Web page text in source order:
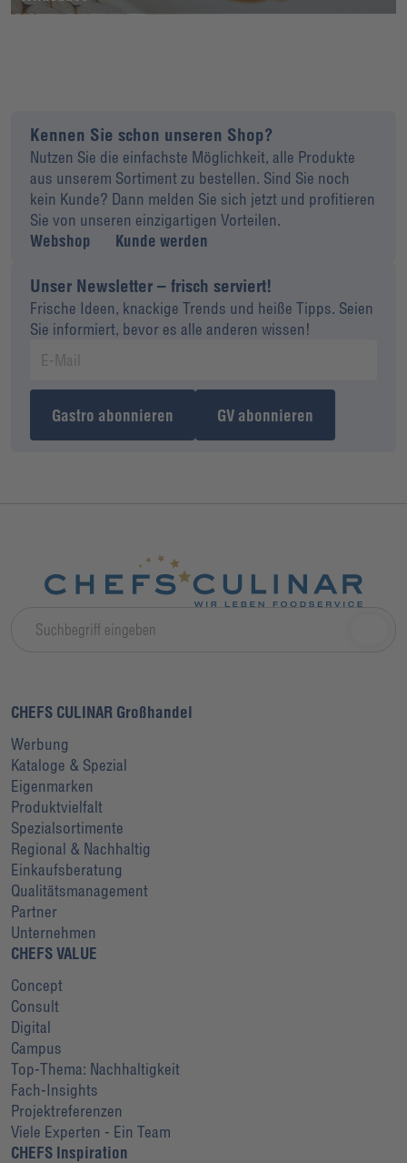
Kennen Sie schon unseren Shop?
Nutzen Sie die einfachste Möglichkeit, alle Produkte
aus unserem Sortiment zu bestellen. Sind Sie noch
kein Kunde? Dann melden Sie sich jetzt und profitieren
Sie von unseren einzigartigen Vorteilen.
Webshop
Kunde werden
Unser Newsletter – frisch serviert!
Frische Ideen, knackige Trends und heiße Tipps. Seien
Sie informiert, bevor es alle anderen wissen!
Gastro abonnieren GV abonnieren
CHEFS CULINAR Großhandel
Werbung
Kataloge & Spezial
Eigenmarken
Produktvielfalt
Spezialsortimente
Regional & Nachhaltig
Einkaufsberatung
Qualitätsmanagement
Partner
Unternehmen
CHEFS VALUE
Concept
Consult
Digital
Campus
Top-Thema: Nachhaltigkeit
Fach-Insights
Projektreferenzen
Viele Experten - Ein Team
CHEFS Inspiration